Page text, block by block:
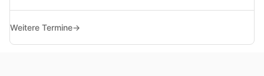
Weitere Termine→